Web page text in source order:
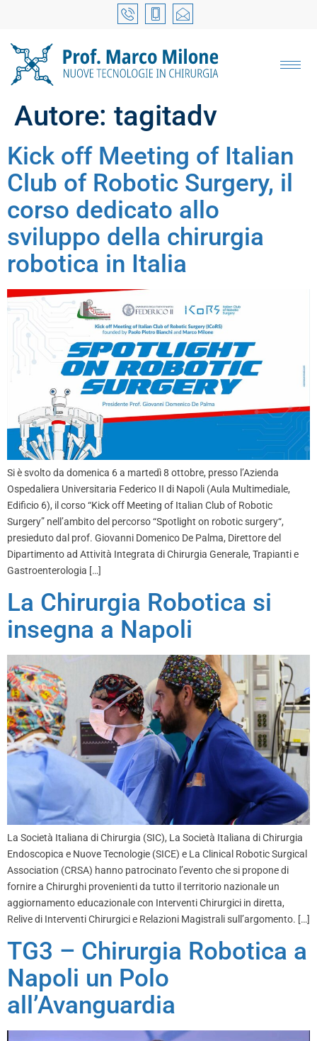
Autore: tagitadv
Kick off Meeting of Italian
Club of Robotic Surgery, il
corso dedicato allo
sviluppo della chirurgia
robotica in Italia
Si è svolto da domenica 6 a martedì 8 ottobre, presso l’Azienda
Ospedaliera Universitaria Federico II di Napoli (Aula Multimediale,
Edificio 6), il corso “Kick off Meeting of Italian Club of Robotic
Surgery” nell’ambito del percorso “Spotlight on robotic surgery“,
presieduto dal prof. Giovanni Domenico De Palma, Direttore del
Dipartimento ad Attività Integrata di Chirurgia Generale, Trapianti e
Gastroenterologia […]
La Chirurgia Robotica si
insegna a Napoli
La Società Italiana di Chirurgia (SIC), La Società Italiana di Chirurgia
Endoscopica e Nuove Tecnologie (SICE) e La Clinical Robotic Surgical
Association (CRSA) hanno patrocinato l’evento che si propone di
fornire a Chirurghi provenienti da tutto il territorio nazionale un
aggiornamento educazionale con Interventi Chirurgici in diretta,
Relive di Interventi Chirurgici e Relazioni Magistrali sull’argomento. […]
TG3 – Chirurgia Robotica a
Napoli un Polo
all’Avanguardia